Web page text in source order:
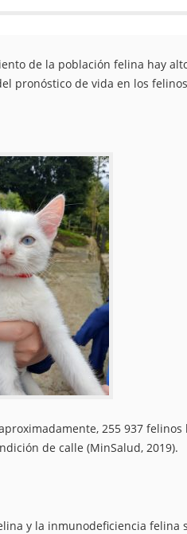
de la población felina hay
pronóstico de vida en los
255 937
de calle (MinSalud, 2019).
y la inmunodeficiencia felina